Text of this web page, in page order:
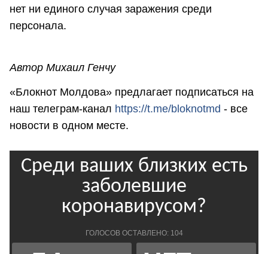
нет ни единого случая заражения среди
персонала.
Автор Михаил Генчу
«Блокнот Молдова» предлагает подписаться на
наш телеграм-канал https://t.me/bloknotmd - все
новости в одном месте.